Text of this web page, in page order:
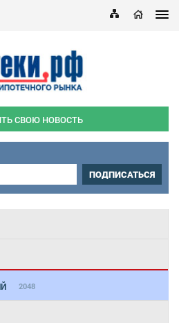
СВОЮ НОВОСТЬ
ПОДПИСАТЬСЯ
2048